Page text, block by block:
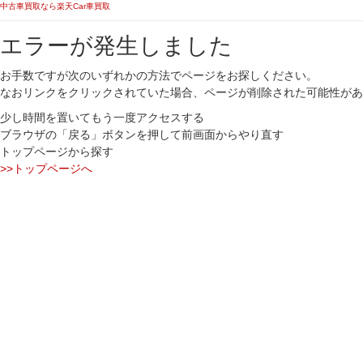
中古車買取なら楽天Car車買取
エラーが発生しました
お手数ですが次のいずれかの方法でページをお探しください。
なおリンクをクリックされていた場合、ページが削除された可能性が
少し時間を置いてもう一度アクセスする
ブラウザの「戻る」ボタンを押して前画面からやり直す
トップページから探す
>>トップページへ